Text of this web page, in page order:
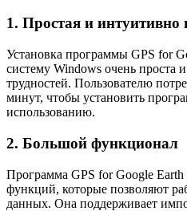
1. Простая и интуитивно
Установка программы GPS for
систему Windows очень проста
трудностей. Пользователю
минут, чтобы установить
использованию.
2. Большой функционал
Программа GPS for Google
функций, которые позволяют
данных. Она поддерживает